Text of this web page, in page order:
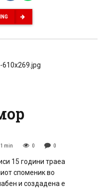
1 min 0 0
15 години траеа
споменик во
и создадена е